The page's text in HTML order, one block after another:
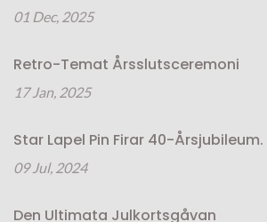
01 Dec, 2025
Retro-Temat Årsslutsceremoni
17 Jan, 2025
Star Lapel Pin Firar 40-Årsjubileum.
09 Jul, 2024
Den Ultimata Julkortsgåvan